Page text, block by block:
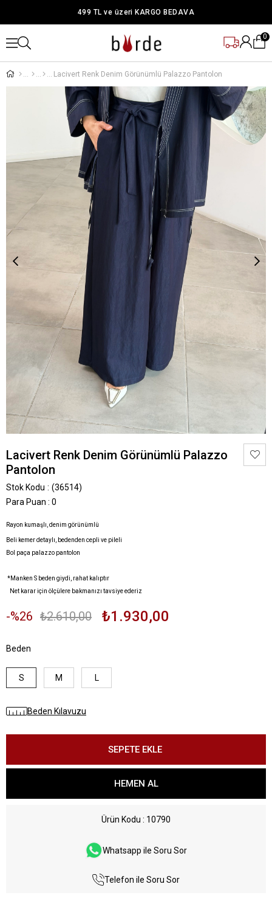
499 TL ve üzeri KARGO BEDAVA
0
Lacivert Renk Denim Görünümlü Palazzo Pantolon
Lacivert Renk Denim Görünümlü Palazzo
Pantolon
Stok Kodu
(36514)
Para Puan : 0
Rayon kumaşlı, denim görünümlü
Beli kemer detaylı, bedenden cepli ve pileli
Bol paça palazzo pantolon
*Manken S beden giydi, rahat kalıptır
Net karar için ölçülere bakmanızı tavsiye ederiz
26 ₺2.610,00 ₺1.930,00
Beden
S M L
Beden Kılavuzu
Ürün Kodu 10790
Whatsapp ile Soru Sor
Telefon ile Soru Sor